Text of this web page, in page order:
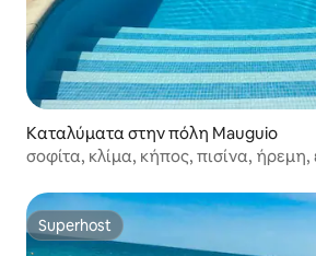
Καταλύματα στην πόλη Mauguio
σοφίτα, κλίμα, κήπος, πισίνα,
Superhost
Superhost